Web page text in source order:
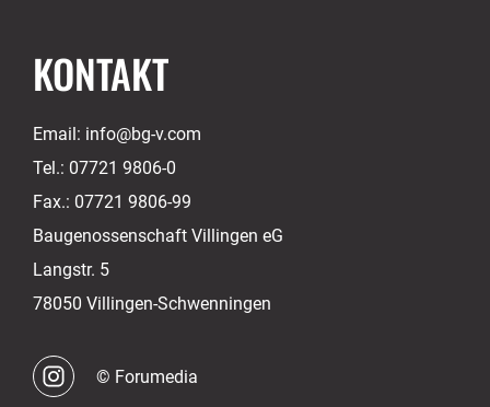
KONTAKT
Email: info@bg-v.com
Tel.: 07721 9806-0
Fax.: 07721 9806-99
Baugenossenschaft Villingen eG
Langstr. 5
78050 Villingen-Schwenningen
© Forumedia